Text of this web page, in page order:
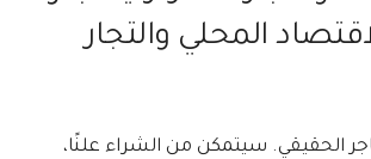
المحلي والتجار
الحقيقي. سيتمكن من الشراء علنًا،